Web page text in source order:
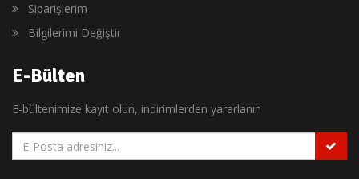
Siparişlerim
Bilgilerimi Değiştir
E-Bülten
E-bültenimize kayıt olun, indirimlerden yararlanın